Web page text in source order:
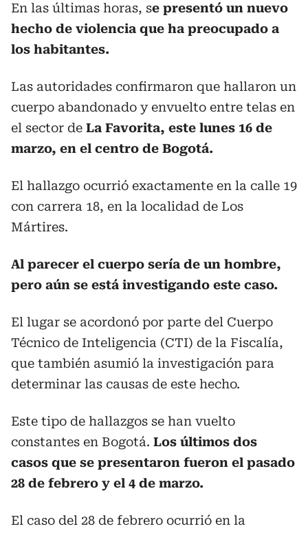
En las últimas horas, se presentó un nuevo
hecho de violencia que ha preocupado a
los habitantes.
Las autoridades confirmaron que hallaron un
cuerpo abandonado y envuelto entre telas en
el sector de La Favorita, este lunes 16 de
marzo, en el centro de Bogotá.
El hallazgo ocurrió exactamente en la calle 19
con carrera 18, en la localidad de Los
Mártires.
Al parecer el cuerpo sería de un hombre,
pero aún se está investigando este caso.
El lugar se acordonó por parte del Cuerpo
Técnico de Inteligencia (CTI) de la Fiscalía,
que también asumió la investigación para
determinar las causas de este hecho.
Este tipo de hallazgos se han vuelto
constantes en Bogotá. Los últimos dos
casos que se presentaron fueron el pasado
28 de febrero y el 4 de marzo.
El caso del 28 de febrero ocurrió en la